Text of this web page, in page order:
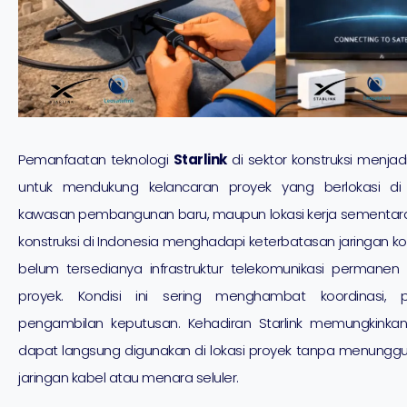
Pemanfaatan teknologi Starlinkdi sektor konstruksi
untuk mendukung kelancaran proyek yang berlokasi
kawasan pembangunan baru, maupun lokasi kerja
konstruksi di Indonesia menghadapi keterbatasan jaringan
belum tersedianya infrastruktur telekomunikasi
proyek. Kondisi ini sering menghambat koordinasi,
pengambilan keputusan. Kehadiran Starlink
dapat langsung digunakan di lokasi proyek tanpa
jaringan kabel atau menara seluler.